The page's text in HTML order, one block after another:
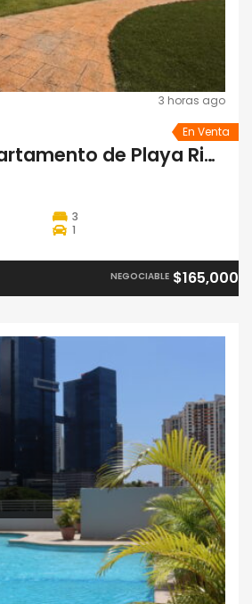
3 horas ago
Venta de Apartamento de Playa Rio Mar
3
1
En Venta
NEGOCIABLE $165,000